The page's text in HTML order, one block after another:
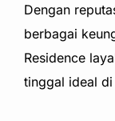
Dengan
berbagai
Residence
tinggal ideal